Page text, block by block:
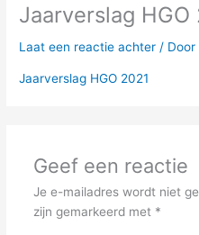
Jaarverslag HGO
Laat een reactie achter / Door
Jaarverslag HGO 2021
Geef een reactie
Je e-mailadres wordt niet
zijn gemarkeerd met *